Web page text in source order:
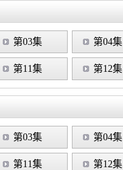
第03集 第04集
第11集 第12集
第03集 第04集
第11集 第12集